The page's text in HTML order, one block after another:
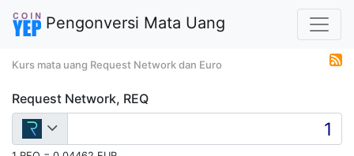
Pengonversi Mata Uang
Kurs mata uang Request Network dan Euro
Request Network, REQ